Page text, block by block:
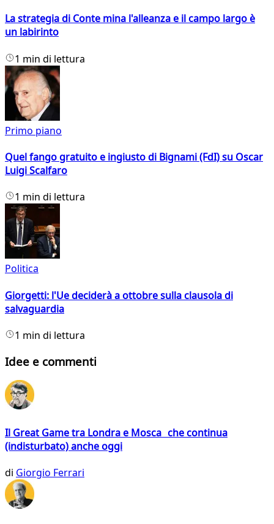
La strategia di Conte mina l'alleanza e il campo largo è
un labirinto
1 min di lettura
Primo piano
Quel fango gratuito e ingiusto di Bignami (FdI) su Oscar
Luigi Scalfaro
1 min di lettura
Politica
Giorgetti: l'Ue deciderà a ottobre sulla clausola di
salvaguardia
1 min di lettura
Idee e commenti
Il Great Game tra Londra e Mosca che continua
(indisturbato) anche oggi
di Giorgio Ferrari